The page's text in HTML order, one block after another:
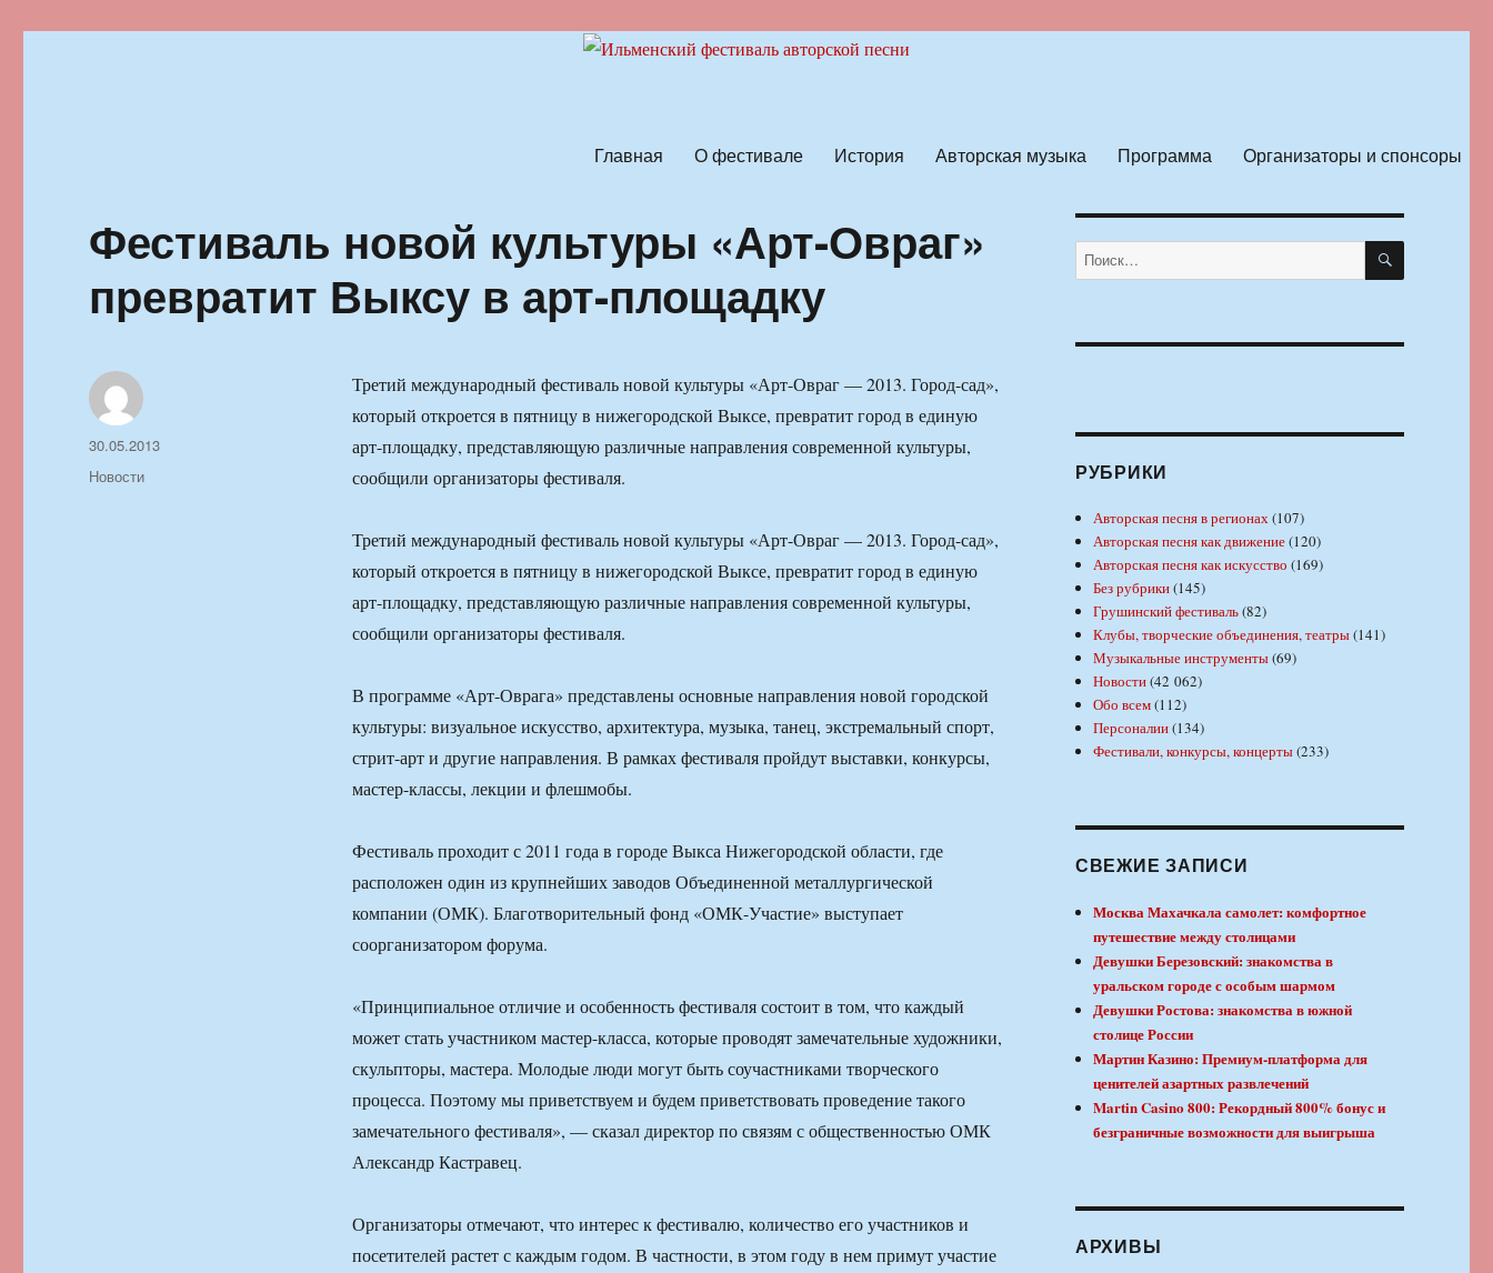
Главная О фестивале История Авторская музыка Программа Организаторы и спонсоры
Фестиваль новой культуры «Арт-Овраг»
превратит Выксу в арт-площадку
Третий международный фестиваль новой культуры «Арт-Овраг — 2013. Город-сад»,
который откроется в пятницу в нижегородской Выксе, превратит город в единую
арт-площадку, представляющую различные направления современной культуры,
сообщили организаторы фестиваля.
Третий международный фестиваль новой культуры «Арт-Овраг — 2013. Город-сад»,
который откроется в пятницу в нижегородской Выксе, превратит город в единую
арт-площадку, представляющую различные направления современной культуры,
сообщили организаторы фестиваля.
В программе «Арт-Оврага» представлены основные направления новой городской
культуры: визуальное искусство, архитектура, музыка, танец, экстремальный спорт,
стрит-арт и другие направления. В рамках фестиваля пройдут выставки, конкурсы,
мастер-классы, лекции и флешмобы.
Фестиваль проходит с 2011 года в городе Выкса Нижегородской области, где
расположен один из крупнейших заводов Объединенной металлургической
компании (ОМК). Благотворительный фонд «ОМК-Участие» выступает
соорганизатором форума.
«Принципиальное отличие и особенность фестиваля состоит в том, что каждый
может стать участником мастер-класса, которые проводят замечательные художники,
скульпторы, мастера. Молодые люди могут быть соучастниками творческого
процесса. Поэтому мы приветствуем и будем приветствовать проведение такого
замечательного фестиваля», — сказал директор по связям с общественностью ОМК
Александр Кастравец.
Организаторы отмечают, что интерес к фестивалю, количество его участников и
посетителей растет с каждым годом. В частности, в этом году в нем примут участие
Автор
Опубликовано
30.05.2013
Рубрики
Новости
Искать: ПОИСК
РУБРИКИ
Авторская песня в регионах(107)
Авторская песня как движение(120)
Авторская песня как искусство (169)
Без рубрики(145)
Грушинский фестиваль(82)
Клубы, творческие объединения, театры(141)
Музыкальные инструменты(69)
Новости(42 062)
Обо всем(112)
Персоналии(134)
Фестивали, конкурсы, концерты(233)
СВЕЖИЕ ЗАПИСИ
Москва Махачкала самолет: комфортное
путешествие между столицами
Девушки Березовский: знакомства в
уральском городе с особым шармом
Девушки Ростова: знакомства в южной
столице России
Мартин Казино: Премиум-платформа для
ценителей азартных развлечений
Martin Casino 800: Рекордный 800% бонус и
безграничные возможности для выигрыша
АРХИВЫ